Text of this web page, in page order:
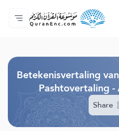
Homepagina
Inhoudsopgave van
Audio
Diensten voor
Over het project
Contacteer ons
Taal
Betekenisvertaling
Pashtovertaling
Share